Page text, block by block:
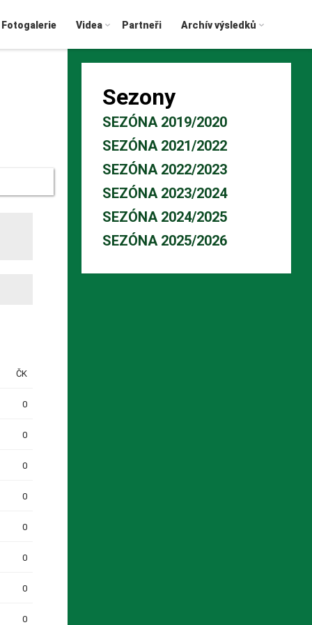
Fotogalerie Videa Partneři Archív výsledků
ČK
0
0
0
0
0
0
0
0
Sezony
SEZÓNA 2019/2020
SEZÓNA 2021/2022
SEZÓNA 2022/2023
SEZÓNA 2023/2024
SEZÓNA 2024/2025
SEZÓNA 2025/2026